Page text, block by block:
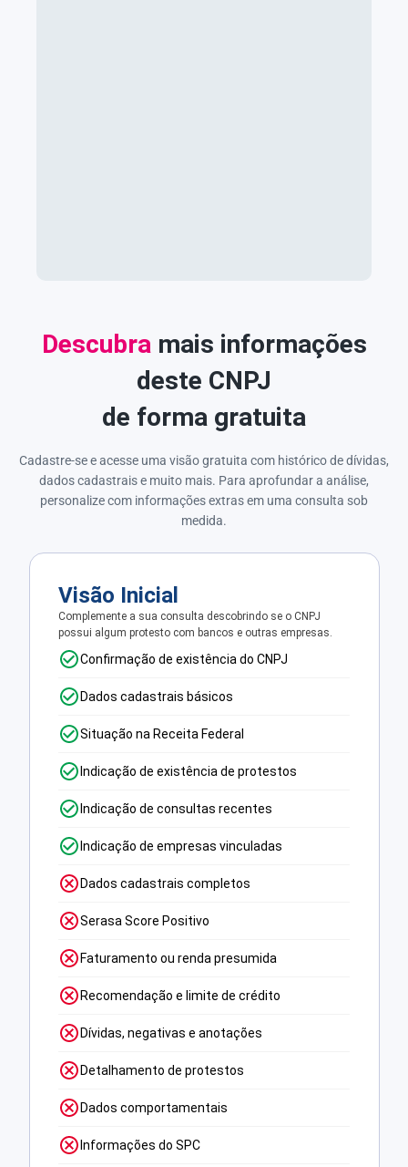
Descubramais informações
deste CNPJ
de forma gratuita
Cadastre-se e acesse uma visão gratuita com histórico de dívidas,
dados cadastrais e muito mais. Para aprofundar a análise,
personalize com informações extras em uma consulta sob
medida.
Visão Inicial
Complemente a sua consulta descobrindo se o CNPJ
possui algum protesto com bancos e outras empresas.
Confirmação de existência do CNPJ
Dados cadastrais básicos
Situação na Receita Federal
Indicação de existência de protestos
Indicação de consultas recentes
Indicação de empresas vinculadas
Dados cadastrais completos
Serasa Score Positivo
Faturamento ou renda presumida
Recomendação e limite de crédito
Dívidas, negativas e anotações
Detalhamento de protestos
Dados comportamentais
Informações do SPC